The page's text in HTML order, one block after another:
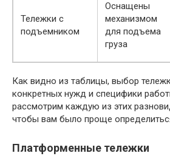
Тележки с
подъемником
Оснащены
механизмом
для подъема
груза
Как видно из таблицы, выбор
конкретных нужд и специфики
рассмотрим каждую из этих
чтобы вам было проще
Платформенные тележки